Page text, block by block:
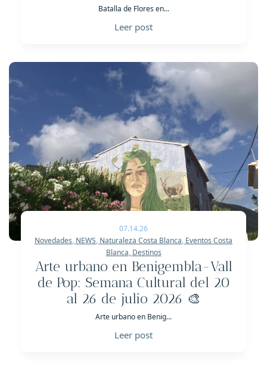
Batalla de Flores en...
Leer post
07.14.26
Novedades, NEWS, Naturaleza Costa Blanca, Eventos Costa
Blanca, Destinos
Arte urbano en Benigembla-Vall
de Pop: Semana Cultural del 20
al 26 de julio 2026 🎨
Arte urbano en Benig...
Leer post